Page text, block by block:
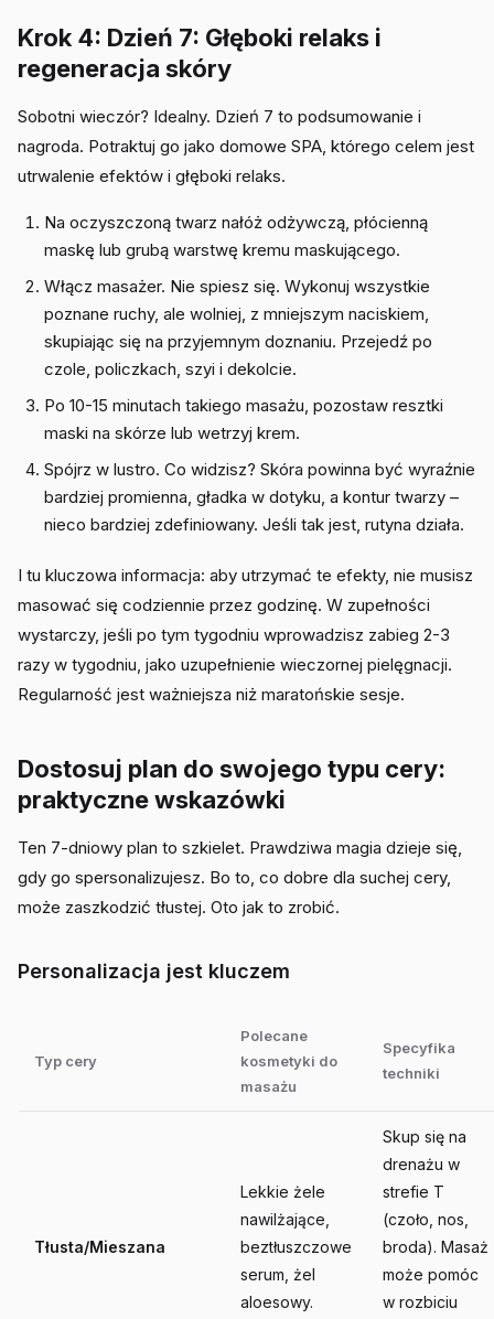
Krok 4: Dzień 7: Głęboki relaks i
regeneracja skóry
Sobotni wieczór? Idealny. Dzień 7 to podsumowanie i
nagroda. Potraktuj go jako domowe SPA, którego celem jest
utrwalenie efektów i głęboki relaks.
Na oczyszczoną twarz nałóż odżywczą, płócienną
maskę lub grubą warstwę kremu maskującego.
Włącz masażer. Nie spiesz się. Wykonuj wszystkie
poznane ruchy, ale wolniej, z mniejszym naciskiem,
skupiając się na przyjemnym doznaniu. Przejedź po
czole, policzkach, szyi i dekolcie.
Po 10-15 minutach takiego masażu, pozostaw resztki
maski na skórze lub wetrzyj krem.
Spójrz w lustro. Co widzisz? Skóra powinna być wyraźnie
bardziej promienna, gładka w dotyku, a kontur twarzy –
nieco bardziej zdefiniowany. Jeśli tak jest, rutyna działa.
I tu kluczowa informacja: aby utrzymać te efekty, nie musisz
masować się codziennie przez godzinę. W zupełności
wystarczy, jeśli po tym tygodniu wprowadzisz zabieg 2-3
razy w tygodniu, jako uzupełnienie wieczornej pielęgnacji.
Regularność jest ważniejsza niż maratońskie sesje.
Dostosuj plan do swojego typu cery:
praktyczne wskazówki
Ten 7-dniowy plan to szkielet. Prawdziwa magia dzieje się,
gdy go spersonalizujesz. Bo to, co dobre dla suchej cery,
może zaszkodzić tłustej. Oto jak to zrobić.
Personalizacja jest kluczem
Typ cery
Polecane
kosmetyki do
masażu
Specyfika
techniki
Tłusta/Mieszana
Lekkie żele
nawilżające,
beztłuszczowe
serum, żel
aloesowy.
Skup się na
drenażu w
strefie T
(czoło, nos,
broda). Masaż
może pomóc
w rozbiciu